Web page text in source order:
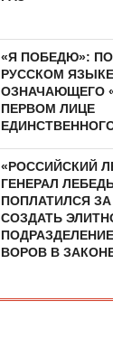
«Я ПОБЕДЮ»:
РУССКОМ
ОЗНАЧАЮЩЕГО
ПЕРВОМ ЛИЦЕ
«РОССИЙСКИЙ
ГЕНЕРАЛ
ПОПЛАТИЛСЯ
СОЗДАТЬ
ВОРОВ В